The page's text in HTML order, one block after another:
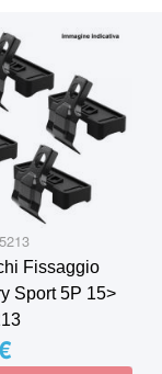
Fissaggio
Sport 5P 15>